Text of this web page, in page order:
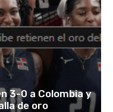
3-0 a Colombia y
de oro